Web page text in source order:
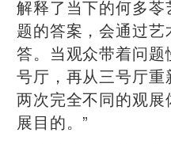
解释了当下的何多
题的答案，会通过
答。当观众带着问
号厅，再从三号厅
两次完全不同的观
展目的。”